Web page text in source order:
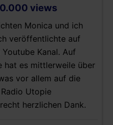
views
Monica und ich
veröffentlichte auf
Kanal. Auf
hat es mittlerweile über
vor allem auf die
Utopie
herzlichen Dank.